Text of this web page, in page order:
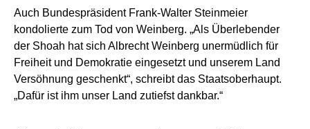
Auch Bundespräsident Frank-Walter Steinmeier
kondolierte zum Tod von Weinberg. „Als Überlebender
der Shoah hat sich Albrecht Weinberg unermüdlich für
Freiheit und Demokratie eingesetzt und unserem Land
Versöhnung geschenkt“, schreibt das Staatsoberhaupt.
„Dafür ist ihm unser Land zutiefst dankbar.“